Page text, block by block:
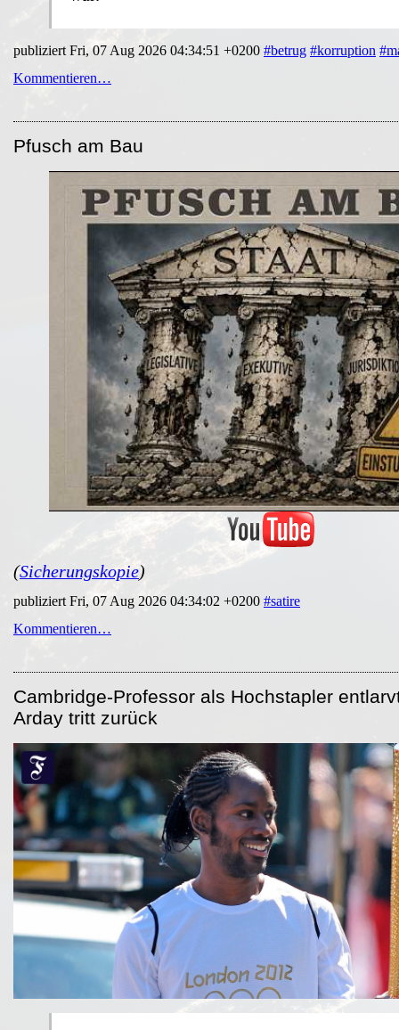
publiziert Fri, 07 Aug 2026 04:34:51 +0200 #betrug #korruption
Kommentieren…
Pfusch am Bau
(Sicherungskopie)
publiziert Fri, 07 Aug 2026 04:34:02 +0200 #satire
Kommentieren…
Cambridge-Professor als Hochstapler
Arday tritt zurück